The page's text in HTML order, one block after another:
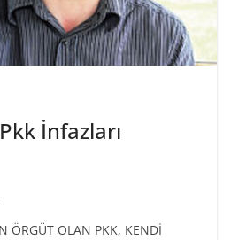
İnfazları
ÖRGÜT OLAN PKK, KENDİ